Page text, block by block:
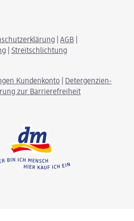
AGB
Streitschlichtung
Kundenkonto
Detergenzien-
zur Barrierefreiheit